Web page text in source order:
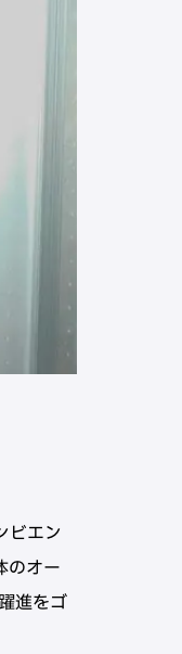
ビエン
のオー
進をゴ